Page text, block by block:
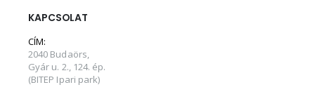
KAPCSOLAT
CÍM:
2040 Budaörs,
Gyár u. 2., 124. ép.
(BITEP Ipari park)